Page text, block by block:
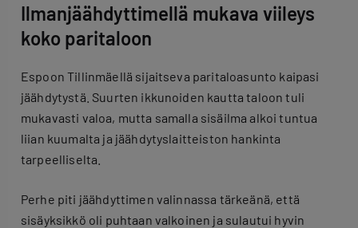
Ilmanjäähdyttimellä mukava viileys
koko paritaloon
Espoon Tillinmäellä sijaitseva paritaloasunto kaipasi
jäähdytystä. Suurten ikkunoiden kautta taloon tuli
mukavasti valoa, mutta samalla sisäilma alkoi tuntua
liian kuumalta ja jäähdytyslaitteiston hankinta
tarpeelliselta.
Perhe piti jäähdyttimen valinnassa tärkeänä, että
sisäyksikkö oli puhtaan valkoinen ja sulautui hyvin